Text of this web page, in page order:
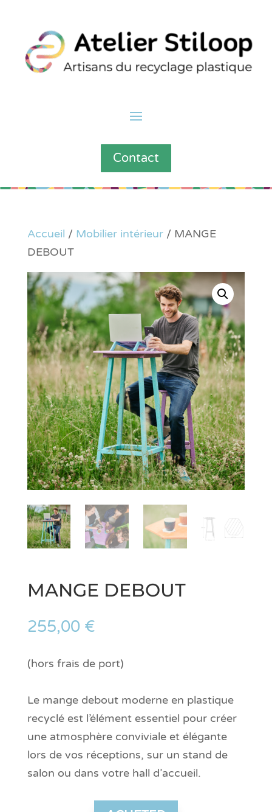
Contact
Accueil / Mobilier intérieur/ MANGE
DEBOUT
MANGE DEBOUT
255,00 €
(hors frais de port)
Le mange debout moderne en plastique
recyclé est l’élément essentiel pour créer
une atmosphère conviviale et élégante
lors de vos réceptions, sur un stand de
salon ou dans votre hall d’accueil.